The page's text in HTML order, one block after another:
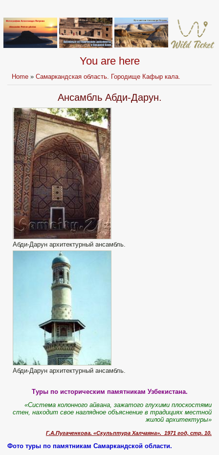
You are here
Home »Самаркандская область. Городище Кафыр кала.
Ансамбль Абди-Дарун.
Абди-Дарун архитектурный ансамбль.
Абди-Дарун архитектурный ансамбль.
Туры по историческим памятникам Узбекистана.
«Система колонного айвана, зажатого глухими плоскостями
стен, находит свое наглядное объяснение в традициях местной
жилой архитектуры»
Г.А.Пугаченкова. «Скульптура Халчаяна». 1971 год, стр. 10.
Фото туры по памятникам Самаркандской области.